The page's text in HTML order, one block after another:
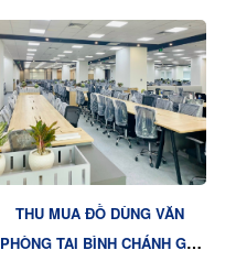
THU MUA ĐỒ DÙNG VĂN
PHÒNG TẠI BÌNH CHÁNH GIÁ